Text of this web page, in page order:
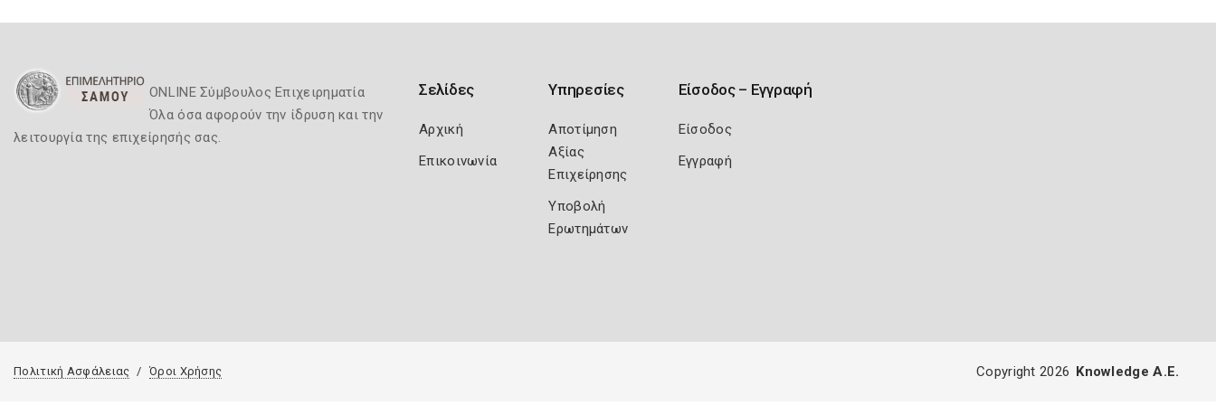
ONLINE Σύμβουλος Επιχειρηματία
Όλα όσα αφορούν την ίδρυση και την
λειτουργία της επιχείρησής σας.
Σελίδες
Αρχική
Επικοινωνία
Υπηρεσίες
Αποτίμηση
Αξίας
Επιχείρησης
Υποβολή
Ερωτημάτων
Είσοδος – Εγγραφή
Είσοδος
Εγγραφή
Πολιτική Ασφάλειας Όροι Χρήσης Copyright 2026 Knowledge A.E.